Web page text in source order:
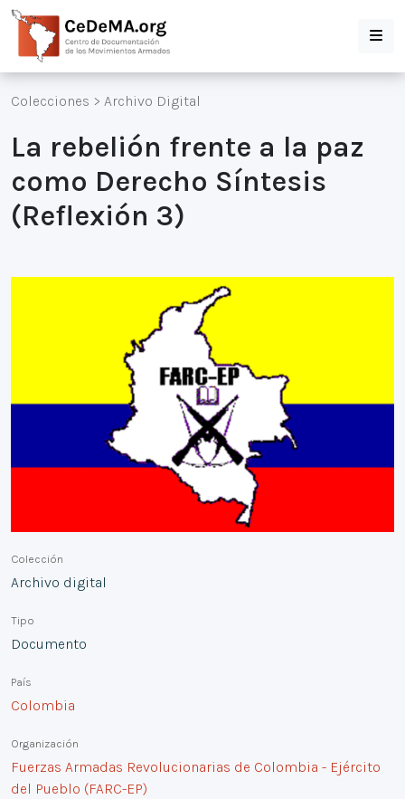
Colecciones > Archivo Digital
La rebelión frente a la paz
como Derecho Síntesis
(Reflexión 3)
Colección
Archivo digital
Tipo
Documento
País
Colombia
Organización
Fuerzas Armadas Revolucionarias de Colombia - Ejército
del Pueblo (FARC-EP)